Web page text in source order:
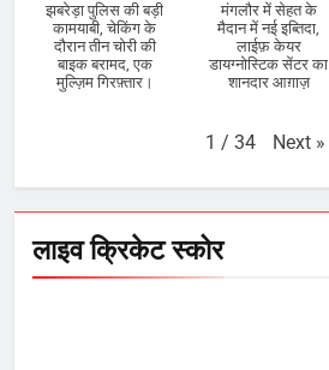
झबरेड़ा पुलिस की बड़ी
कामयाबी, चेकिंग के
दौरान तीन चोरी की
बाइक बरामद, एक
मुल्ज़िम गिरफ़्तार।
मंगलौर में सेहत के
मैदान में नई इब्तिदा,
लाईफ़ केयर
डायग्नोस्टिक सेंटर का
शानदार आग़ाज़
1 / 34 Next »
लाइव क्रिकेट स्कोर